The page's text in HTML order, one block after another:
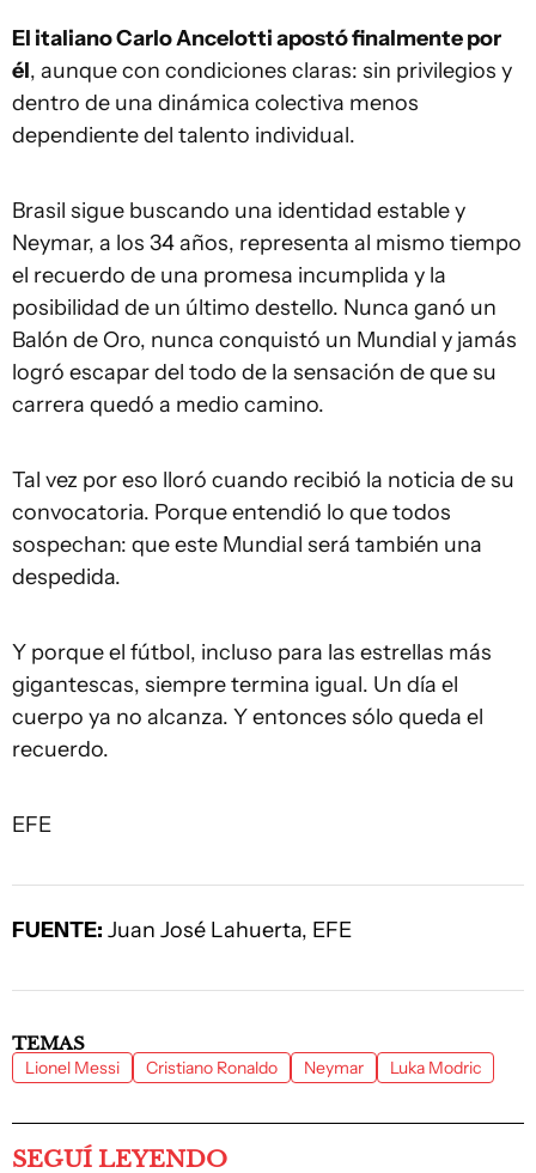
El italiano Carlo Ancelotti apostó finalmente por
él, aunque con condiciones claras: sin privilegios y
dentro de una dinámica colectiva menos
dependiente del talento individual.
Brasil sigue buscando una identidad estable y
Neymar, a los 34 años, representa al mismo tiempo
el recuerdo de una promesa incumplida y la
posibilidad de un último destello. Nunca ganó un
Balón de Oro, nunca conquistó un Mundial y jamás
logró escapar del todo de la sensación de que su
carrera quedó a medio camino.
Tal vez por eso lloró cuando recibió la noticia de su
convocatoria. Porque entendió lo que todos
sospechan: que este Mundial será también una
despedida.
Y porque el fútbol, incluso para las estrellas más
gigantescas, siempre termina igual. Un día el
cuerpo ya no alcanza. Y entonces sólo queda el
recuerdo.
EFE
FUENTE: Juan José Lahuerta, EFE
TEMAS
Lionel Messi Cristiano Ronaldo Neymar Luka Modric
SEGUÍ LEYENDO